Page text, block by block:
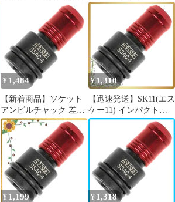
トアンビルチャック 差
込角12.7mm SSAC-4
ビルチャック インパク
トレンチ用 SSAC-4
¥ 1,484
【新着商品】ソケット
アンビルチャック 差込
角12.7mm インパクト
レンチ用 SSAC-4
SK11(エスケー11)
¥ 1,310
【迅速発送】SK11(エス
ケー11) インパクトレ
ンチ用 ソケットアンビ
ルチャック 差込角
12.7mm SSAC-4 0
¥ 1,199 ¥ 1,318